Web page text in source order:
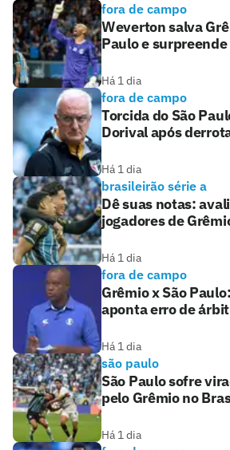
fora de campo
Weverton salva
Paulo e
Há 1 dia
fora de campo
Torcida do São
Dorival após
Há 1 dia
brasileirão série a
Dê suas notas:
jogadores de
Há 1 dia
fora de campo
Grêmio x São
aponta erro de
Há 1 dia
são paulo
São Paulo sofre
pelo Grêmio no
Há 1 dia